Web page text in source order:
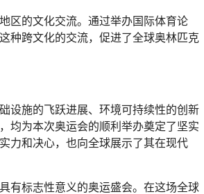
区的文化交流。通过举办国际体育论
种跨文化的交流，促进了全球奥林匹克
设施的飞跃进展、环境可持续性的创新
均为本次奥运会的顺利举办奠定了坚实
力和决心，也向全球展示了其在现代
有标志性意义的奥运盛会。在这场全球